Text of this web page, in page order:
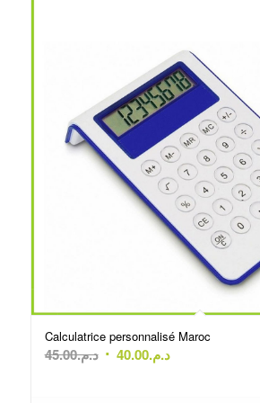
Calculatrice personnalisé Maroc
د.م.45.00
Le
د.م.40.00
Le